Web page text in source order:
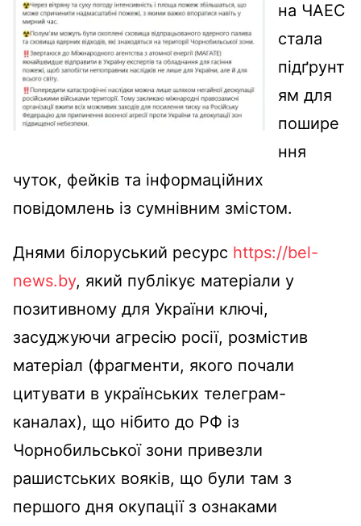
на ЧАЕС
стала
підґрунт
ям для
пошире
ння
чуток, фейків та інформаційних
повідомлень із сумнівним змістом.
Днями білоруський ресурс https://bel-
news.by, який публікує матеріали у
позитивному для України ключі,
засуджуючи агресію росії, розмістив
матеріал (фрагменти, якого почали
цитувати в українських телеграм-
каналах), що нібито до РФ із
Чорнобильської зони привезли
рашистських вояків, що були там з
першого дня окупації з ознаками